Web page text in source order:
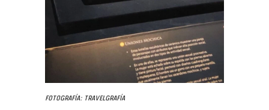
Fotografía: Travelgrafía